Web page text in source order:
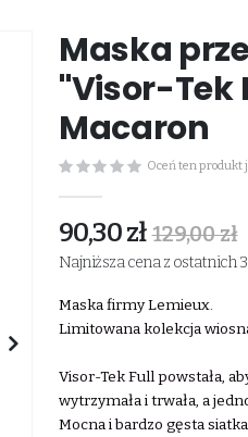
Maska
"Visor-Tek
Macaron
Oceń ten produkt
90,30 zł129,00 zł
Najniższa cena z ostatnich
Maska firmy Lemieux.
Limitowana kolekcja
Visor-Tek Full powstała,
wytrzymała i trwała, a
Mocna i bardzo gęsta